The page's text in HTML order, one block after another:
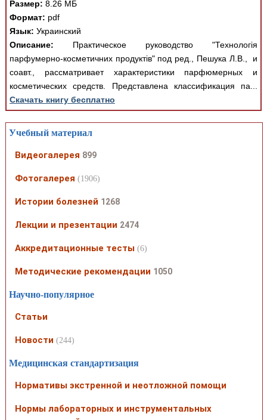
Размер: 8.26 МБ
Формат: pdf
Язык: Украинский
Описание: Практическое руководство "Технологія
парфумерно-косметичних продуктів" под ред., Пешука Л.В., и
соавт., рассматривает характеристики парфюмерных и
косметических средств. Представлена классификация па...
Скачать книгу бесплатно
Учебный материал
Видеогалерея 899
Фотогалерея (1906)
Истории болезней 1268
Лекции и презентации 2474
Аккредитационные тесты (6)
Методические рекомендации 1050
Научно-популярное
Статьи
Новости (244)
Медицинская стандартизация
Нормативы экстренной и неотложной помощи
Нормы лабораторных и инструментальных